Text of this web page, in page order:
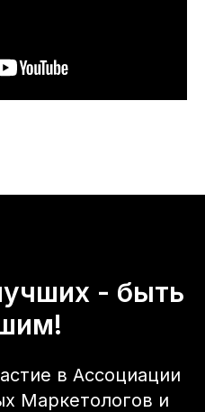
- быть
в Ассоциации
Маркетологов и